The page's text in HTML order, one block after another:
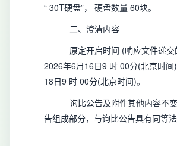
“ 30T硬盘”， 硬盘数量 60块。
二、澄清内容
原定开启时间 (响应文件递交
2026年6月16日9 时 00分(北京时间
18日9 时 00分(北京时间)。
询比公告及附件其他内容不
告组成部分，与询比公告具有同等法